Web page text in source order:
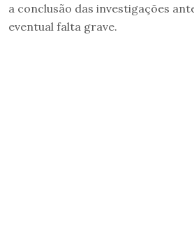
a conclusão das investigações
eventual falta grave.